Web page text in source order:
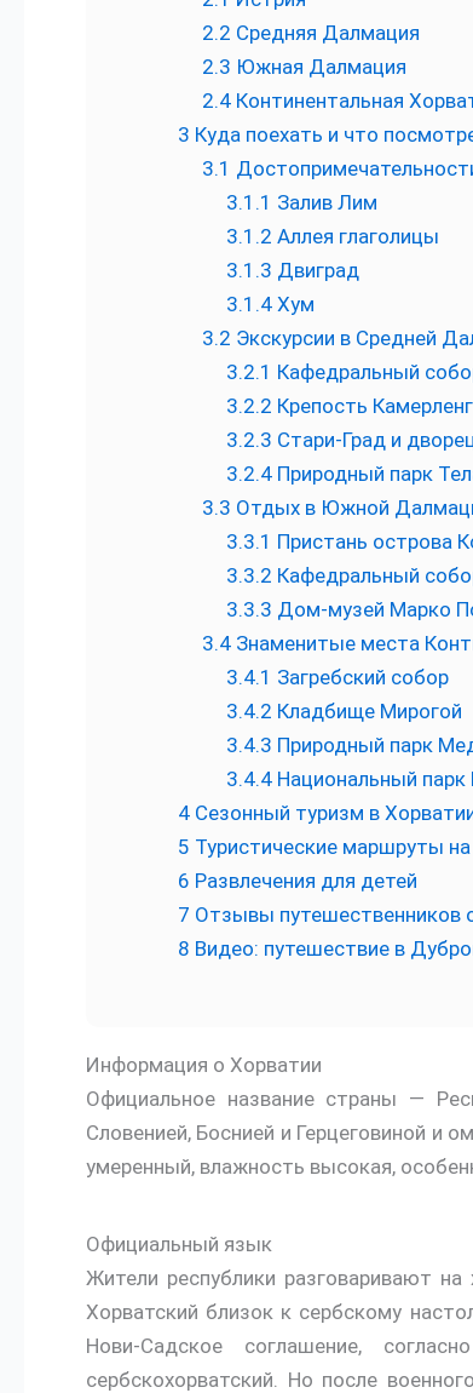
2.2 Средняя Далмация
2.3 Южная Далмация
2.4 Континентальная
3 Куда поехать и что
3.1
3.1.1 Залив Лим
3.1.2 Аллея глаголицы
3.1.3 Двиград
3.1.4 Хум
3.2 Экскурсии в Средней
3.2.1 Кафедральный
3.2.2 Крепость
3.2.3 Стари-Град и
3.2.4 Природный парк
3.3 Отдых в Южной
3.3.1 Пристань острова
3.3.2 Кафедральный
3.3.3 Дом-музей Марко
3.4 Знаменитые места
3.4.1 Загребский собор
3.4.2 Кладбище Мирогой
3.4.3 Природный парк
3.4.4 Национальный парк
4 Сезонный туризм в
5 Туристические маршруты
6 Развлечения для детей
7 Отзывы путешественников
8 Видео: путешествие в
Информация о Хорватии
Официальное название страны —
Словенией, Боснией и Герцеговиной и
умеренный, влажность высокая,
Официальный язык
Жители республики разговаривают
Хорватский близок к сербскому
Нови-Садское соглашение,
сербскохорватский. Но после